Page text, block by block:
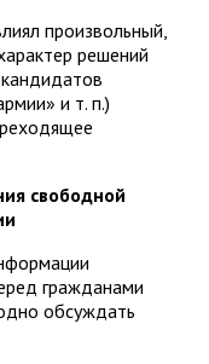
произвольный,
решений
и т. п.)
свободной
гражданами
обсуждать